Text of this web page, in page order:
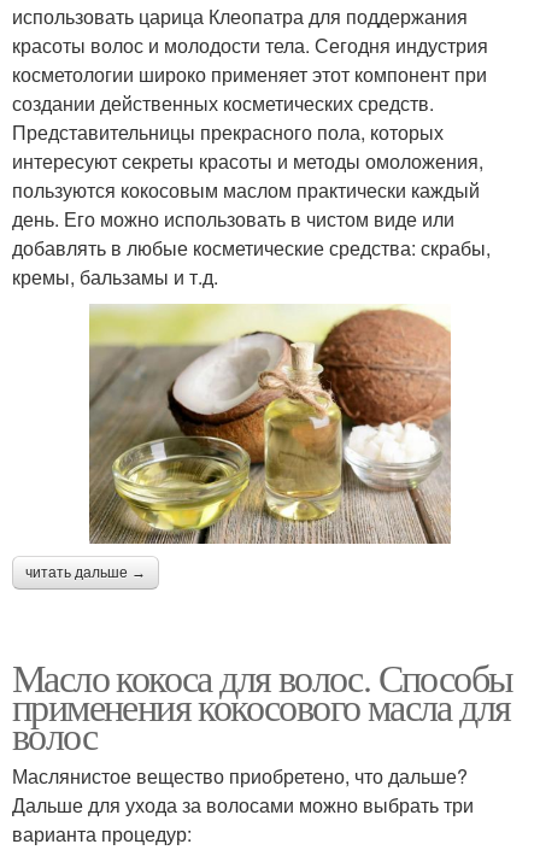
использовать царица Клеопатра для поддержания
красоты волос и молодости тела. Сегодня индустрия
косметологии широко применяет этот компонент при
создании действенных косметических средств.
Представительницы прекрасного пола, которых
интересуют секреты красоты и методы омоложения,
пользуются кокосовым маслом практически каждый
день. Его можно использовать в чистом виде или
добавлять в любые косметические средства: скрабы,
кремы, бальзамы и т.д.
читать дальше →
Масло кокоса для волос. Способы
применения кокосового масла для
волос
Маслянистое вещество приобретено, что дальше?
Дальше для ухода за волосами можно выбрать три
варианта процедур: